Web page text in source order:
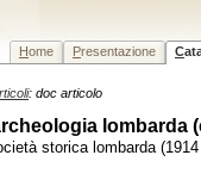
Home Presentazione C
: doc articolo
lombarda
storica lombarda